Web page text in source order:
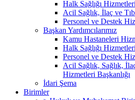
Halk Sağlığı
Acil Sağlık, İlaç ve
Personel ve Destek
Başkan Yardımcılarımız
Kamu Hastaneleri
Halk Sağlığı
Personel ve Destek
Acil Sağlık, Sağlık,
Hizmetleri Başkanlığı
İdari Şema
Birimler